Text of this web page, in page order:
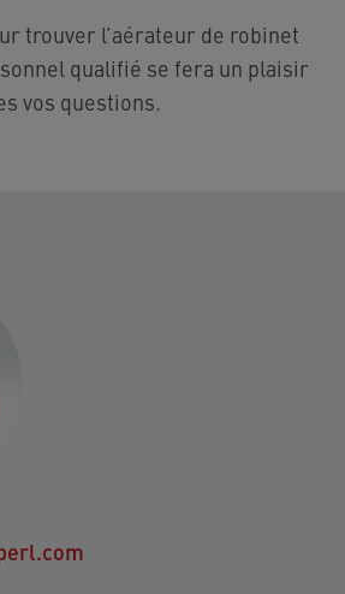
trouver l’aérateur de robinet
qualifié se fera un plaisir
vos questions.